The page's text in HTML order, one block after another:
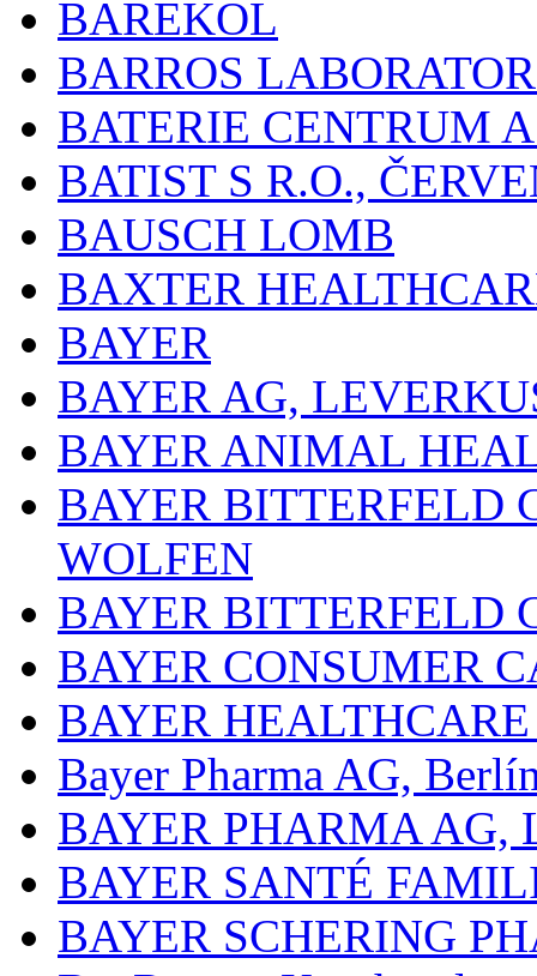
BAREKOL
BARROS
BATERIE CENTRUM
BATIST S R.O.,
BAUSCH LOMB
BAXTER
BAYER
BAYER AG,
BAYER ANIMAL
BAYER BITTERFELD
WOLFEN
BAYER BITTERFELD
BAYER CONSUMER
BAYER
Bayer Pharma AG,
BAYER PHARMA AG,
BAYER SANTÉ
BAYER SCHERING